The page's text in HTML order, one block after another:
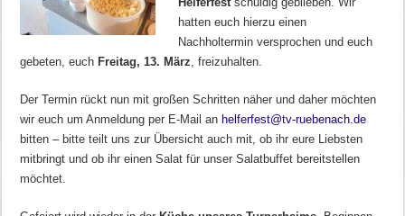
hatten euch hierzu einen
Nachholtermin versprochen und euch
gebeten, euchFreitag, 13. März , freizuhalten.
Der Termin rückt nun mit großen Schritten näher und daher möchten
wir euch um Anmeldung per E-Mail anhelferfest@tv-ruebenach.de
bitten – bitte teilt uns zur Übersicht auch mit, ob ihr eure Liebsten
mitbringt und ob ihr einen Salat für unser Salatbuffet bereitstellen
möchtet.